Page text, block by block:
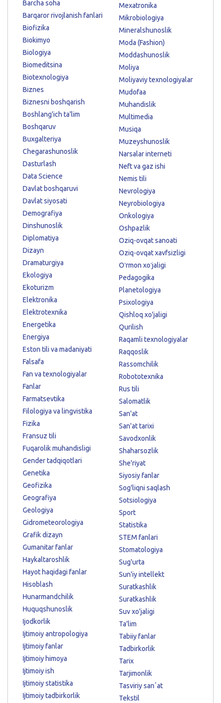
Barcha soha
Barqaror rivojlanish fanlari
Biofizika
Biokimyo
Biologiya
Biomeditsina
Biotexnologiya
Biznes
Biznesni boshqarish
Boshlang'ich ta'lim
Boshqaruv
Buxgalteriya
Chegarashunoslik
Dasturlash
Data Science
Davlat boshqaruvi
Davlat siyosati
Demografiya
Dinshunoslik
Diplomatiya
Dizayn
Dramaturgiya
Ekologiya
Ekoturizm
Elektronika
Elektrotexnika
Energetika
Energiya
Eston tili va madaniyati
Falsafa
Fan va texnologiyalar
Fanlar
Farmatsevtika
Filologiya va lingvistika
Fizika
Fransuz tili
Fuqarolik muhandisligi
Gender tadqiqotlari
Genetika
Geofizika
Geografiya
Geologiya
Gidrometeorologiya
Grafik dizayn
Gumanitar fanlar
Haykaltaroshlik
Hayot haqidagi fanlar
Hisoblash
Hunarmandchilik
Huquqshunoslik
Ijodkorlik
Ijtimoiy antropologiya
Ijtimoiy fanlar
Ijtimoiy himoya
Ijtimoiy ish
Ijtimoiy statistika
Ijtimoiy tadbirkorlik
Mexatronika
Mikrobiologiya
Mineralshunoslik
Moda (Fashion)
Moddashunoslik
Moliya
Moliyaviy texnologiyalar
Mudofaa
Muhandislik
Multimedia
Musiqa
Muzeyshunoslik
Narsalar interneti
Neft va gaz ishi
Nemis tili
Nevrologiya
Neyrobiologiya
Onkologiya
Oshpazlik
Oziq-ovqat sanoati
Oziq-ovqat xavfsizligi
Oʻrmon xoʻjaligi
Pedagogika
Planetologiya
Psixologiya
Qishloq xo'jaligi
Qurilish
Raqamli texnologiyalar
Raqqoslik
Rassomchilik
Robototexnika
Rus tili
Salomatlik
San'at
San'at tarixi
Savodxonlik
Shaharsozlik
She'riyat
Siyosiy fanlar
Sog'liqni saqlash
Sotsiologiya
Sport
Statistika
STEM fanlari
Stomatologiya
Sug'urta
Sun'iy intellekt
Suratkashlik
Suratkashlik
Suv xo'jaligi
Ta'lim
Tabiiy fanlar
Tadbirkorlik
Tarix
Tarjimonlik
Tasviriy sanʼat
Tekstil